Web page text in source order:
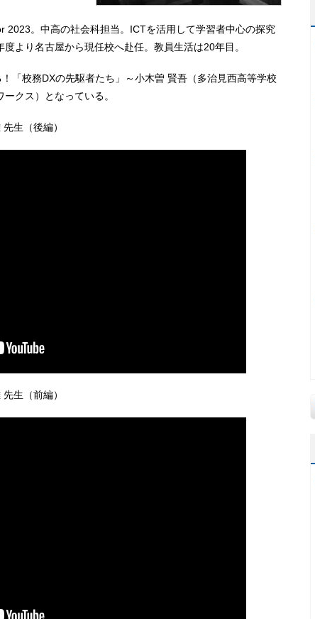
2023。中高の社会科担当。ICTを活用して学習者中心の探究
より名古屋から現任校へ赴任。教員生活は20年目。
「校務DXの先駆者たち」～小木曽 賢吾（多治見西高等学校
クス）となっている。
生（後編）
生（前編）